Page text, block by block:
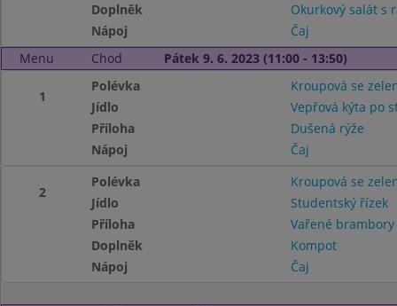
Doplněk
Okurkový salát s
Nápoj
Čaj
Menu
Chod Pátek 9. 6. 2023 (11:00 - 13:50)
1
Polévka
Kroupová se
Jídlo
Vepřová kýta po
Příloha
Dušená rýže
Nápoj
Čaj
2
Polévka
Kroupová se
Jídlo
Studentský řízek
Příloha
Vařené
Doplněk
Kompot
Nápoj
Čaj